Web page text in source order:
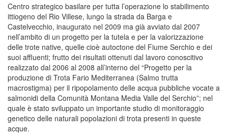
Centro strategico basilare per tutta l’operazione lo stabilimento
ittiogeno del Rio Villese, lungo la strada da Barga e
Castelvecchio, inaugurato nel 2009 ma già avviato dal 2007
nell’ambito di un progetto per la tutela e per la valorizzazione
delle trote native, quelle cioè autoctone del Fiume Serchio e dei
suoi affluenti; frutto dei risultati ottenuti dal lavoro conoscitivo
realizzato dal 2006 al 2008 all’interno del “Progetto per la
produzione di Trota Fario Mediterranea (Salmo trutta
macrostigma) per il ripopolamento delle acqua pubbliche vocate a
salmonidi della Comunità Montana Media Valle del Serchio”; nel
quale è stato sviluppato un importante studio di monitoraggio
genetico delle naturali popolazioni di trota presenti in queste
acque.